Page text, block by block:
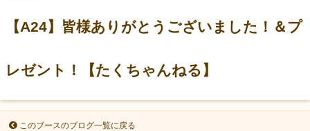
【A24】皆様ありがとうございました！＆プ
レゼント！【たくちゃんねる】
このブースのブログ一覧に戻る